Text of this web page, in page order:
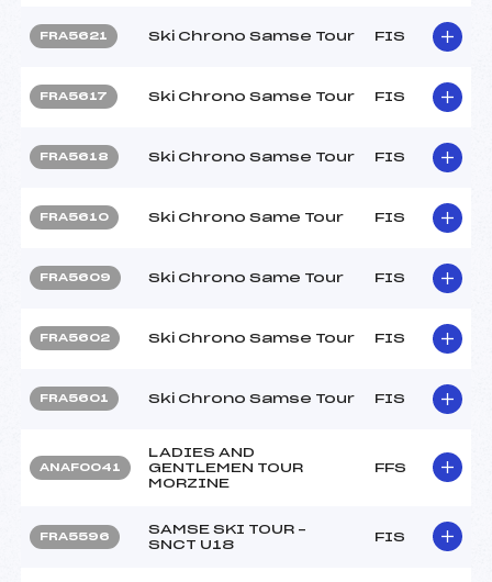
FRA5621 Ski Chrono Samse Tour FIS
FRA5617 Ski Chrono Samse Tour FIS
FRA5618 Ski Chrono Samse Tour FIS
FRA5610 Ski Chrono Same Tour FIS
FRA5609 Ski Chrono Same Tour FIS
FRA5602 Ski Chrono Samse Tour FIS
FRA5601 Ski Chrono Samse Tour FIS
ANAF0041
LADIES AND
GENTLEMEN TOUR
MORZINE
FFS
FRA5596
SAMSE SKI TOUR –
SNCT U18
FIS